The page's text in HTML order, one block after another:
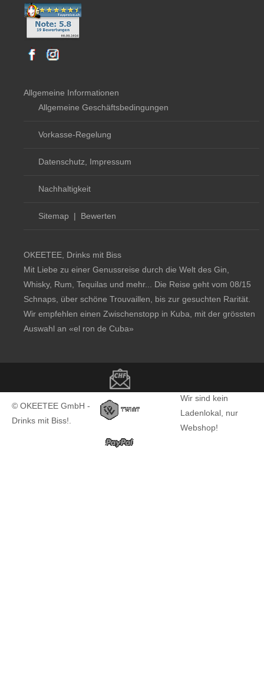
© OKEETEE GmbH -
Drinks mit Biss!.
Wir sind kein
Ladenlokal, nur
Webshop!
Allgemeine Informationen
Allgemeine Geschäftsbedingungen
Vorkasse-Regelung
Datenschutz, Impressum
Nachhaltigkeit
Sitemap | Bewerten
OKEETEE, Drinks mit Biss
Mit Liebe zu einer Genussreise durch die Welt des Gin,
Whisky, Rum, Tequilas und mehr... Die Reise geht vom 08/15
Schnaps, über schöne Trouvaillen, bis zur gesuchten Rarität.
Wir empfehlen einen Zwischenstopp in Kuba, mit der grössten
Auswahl an «el ron de Cuba»